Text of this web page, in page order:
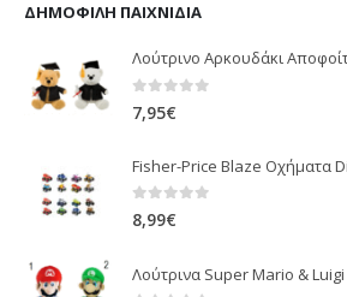
ΔΗΜΟΦΙΛΉ ΠΑΙΧΝΊΔΙΑ
7,95€
0 out of 5
8,99€